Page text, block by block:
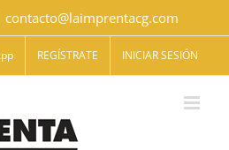
contacto@laimprentacg.com
REGÍSTRATE INICIAR SESIÓN